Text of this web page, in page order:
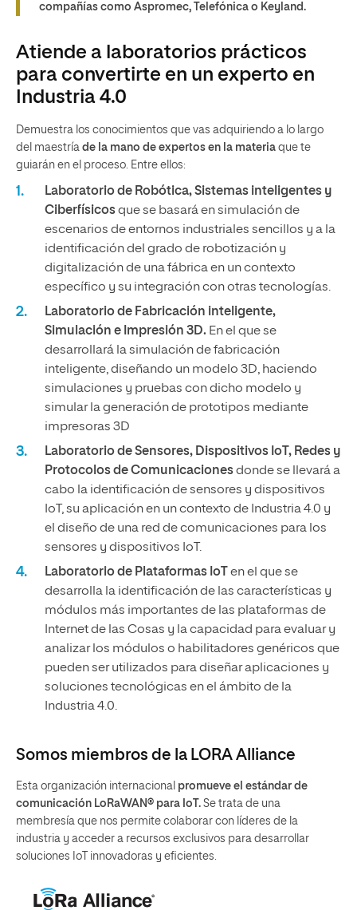
compañías como Aspromec, Telefónica o Keyland.
Atiende a laboratorios prácticos
para convertirte en un experto en
Industria 4.0
Demuestra los conocimientos que vas adquiriendo a lo largo
del maestría de la mano de expertos en la materia que te
guiarán en el proceso. Entre ellos:
Laboratorio de Robótica, Sistemas inteligentes y
Ciberfísicosque se basará en simulación de
escenarios de entornos industriales sencillos y a la
identificación del grado de robotización y
digitalización de una fábrica en un contexto
específico y su integración con otras tecnologías.
Laboratorio de Fabricación inteligente,
Simulación e Impresión 3D. En el que se
desarrollará la simulación de fabricación
inteligente, diseñando un modelo 3D, haciendo
simulaciones y pruebas con dicho modelo y
simular la generación de prototipos mediante
impresoras 3D
Laboratorio de Sensores, Dispositivos IoT, Redes y
Protocolos de Comunicacionesdonde se llevará a
cabo la identificación de sensores y dispositivos
IoT, su aplicación en un contexto de Industria 4.0 y
el diseño de una red de comunicaciones para los
sensores y dispositivos IoT.
Laboratorio de Plataformas IoT en el que se
desarrolla la identificación de las características y
módulos más importantes de las plataformas de
Internet de las Cosas y la capacidad para evaluar y
analizar los módulos o habilitadores genéricos que
pueden ser utilizados para diseñar aplicaciones y
soluciones tecnológicas en el ámbito de la
Industria 4.0.
Somos miembros de la LORA Alliance
Esta organización internacional promueve el estándar de
comunicación LoRaWAN® para IoT. Se trata de una
membresía que nos permite colaborar con líderes de la
industria y acceder a recursos exclusivos para desarrollar
soluciones IoT innovadoras y eficientes.